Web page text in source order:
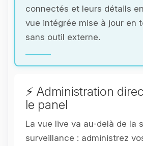
connectés et leurs détails
vue intégrée mise à jour en
sans outil externe.
⚡ Administration
le panel
La vue live va au-delà de la
surveillance : administrez